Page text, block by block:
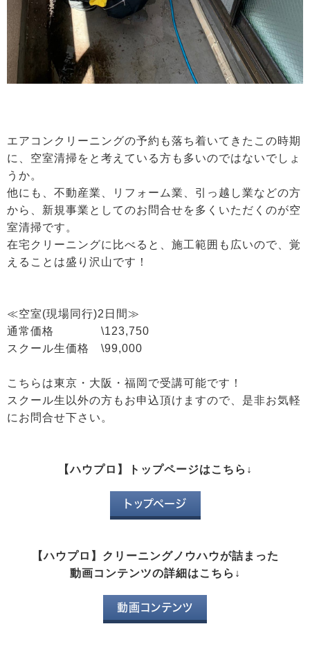
エアコンクリーニングの予約も落ち着いてきたこの時期
に、空室清掃をと考えている方も多いのではないでしょ
うか。
他にも、不動産業、リフォーム業、引っ越し業などの方
から、新規事業としてのお問合せを多くいただくのが空
室清掃です。
在宅クリーニングに比べると、施工範囲も広いので、覚
えることは盛り沢山です！
≪空室(現場同行)2日間≫
通常価格 \123,750
スクール生価格 \99,000
こちらは東京・大阪・福岡で受講可能です！
スクール生以外の方もお申込頂けますので、是非お気軽
にお問合せ下さい。
【ハウプロ】トップページはこちら↓
トップページ
【ハウプロ】クリーニングノウハウが詰まった
動画コンテンツの詳細はこちら↓
動画コンテンツ